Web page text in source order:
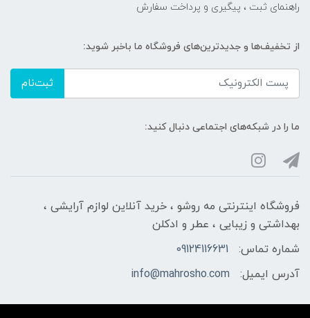
راهنمای ثبت ، پیگیری و پرداخت سفارش
از تخفیف‌ها و جدیدترین‌های فروشگاه ما باخبر شوید:
ثبت‌نام
ما را در شبکه‌های اجتماعی دنبال کنید:
فروشگاه اینترنتی مه‌ رو‌شو ، خرید آنلاین لوازم آرایشی ،
بهداشتی و زیبایی ، عطر و ادکلن
شماره تماس:
09124116631
آدرس ایمیل:
info@mahrosho.com